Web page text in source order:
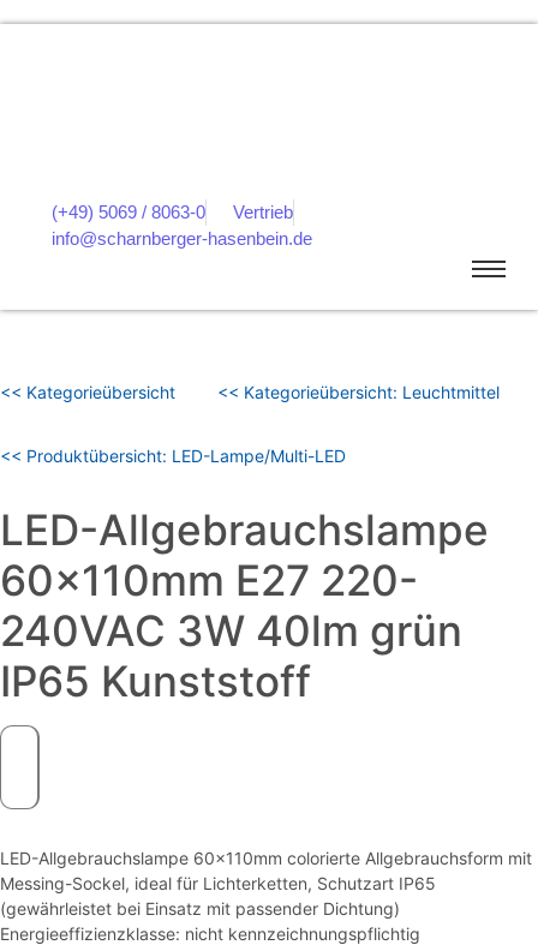
(+49) 5069 / 8063-0
Vertrieb
info@scharnberger-hasenbein.de
<< Kategorieübersicht << Kategorieübersicht: Leuchtmittel
<< Produktübersicht: LED-Lampe/Multi-LED
LED-Allgebrauchslampe
60x110mm E27 220-
240VAC 3W 40lm grün
IP65 Kunststoff
LED-Allgebrauchslampe 60x110mm colorierte Allgebrauchsform mit
Messing-Sockel, ideal für Lichterketten, Schutzart IP65
(gewährleistet bei Einsatz mit passender Dichtung)
Energieeffizienzklasse: nicht kennzeichnungspflichtig